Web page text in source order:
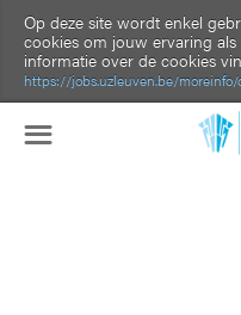
Op deze site wordt enkel
cookies om jouw ervaring
informatie over de cookies
https://jobs.uzleuven.be/moreinfo/
☰